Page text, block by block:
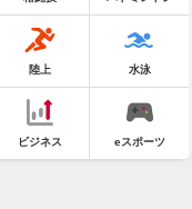
陸上 水泳
ビジネス eスポーツ